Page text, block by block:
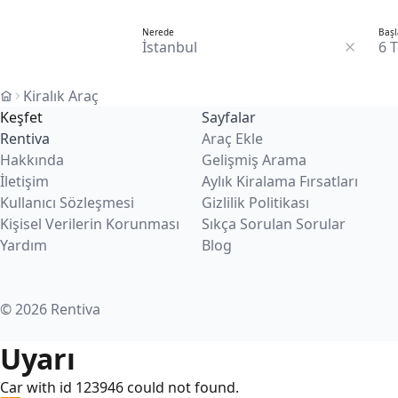
Nerede
6
Kiralık Araç
Keşfet
Rentiva
Hakkında
İletişim
Kullanıcı Sözleşmesi
Kişisel Verilerin Korunması
Yardım
Sayfalar
Araç Ekle
Gelişmiş Arama
Aylık Kiralama Fırsatları
Gizlilik Politikası
Sıkça Sorulan Sorular
Blog
© 2026 Rentiva
Uyarı
Car with id 123946 could not found.